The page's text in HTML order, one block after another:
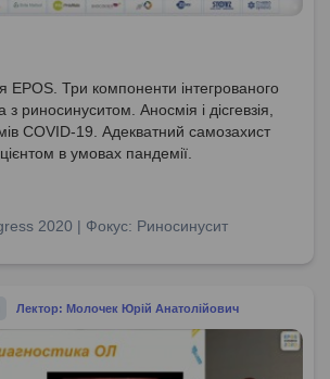
EPOS. Три компоненти інтегрованого
з риносинуситом. Аносмія і дісгевзія,
COVID-19. Адекватний самозахист
в умовах пандемії.
2020 | Фокус: Риносинусит
Лектор: Молочек Юрій Анатолійович